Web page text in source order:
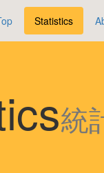
Statistics
統